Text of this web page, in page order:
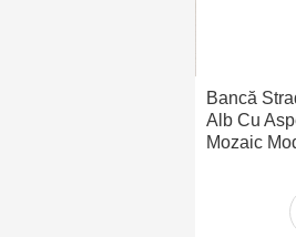
Bancă
Alb Cu
Mozaic